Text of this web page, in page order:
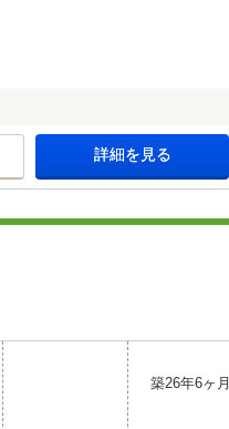
詳細を見る
築26年6ヶ月